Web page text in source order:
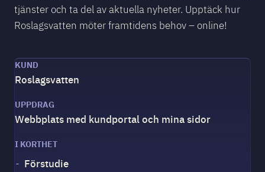
tjänster och ta del av aktuella nyheter. Upptäck hur
Roslagsvatten möter framtidens behov – online!
KUND
Roslagsvatten
UPPDRAG
Webbplats med kundportal och mina sidor
I KORTHET
Förstudie